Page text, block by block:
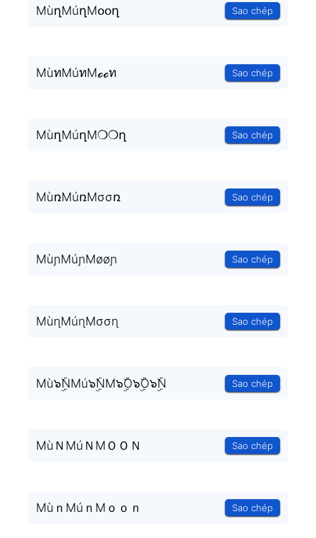
MùղMúղMօօղ Sao chép
MùทMúทMℴℴท Sao chép
MùղMúղM❍❍ղ Sao chép
MùռMúռMσσռ Sao chép
MùɲMúɲMøøɲ Sao chép
MùɳMúɳMσσɳ Sao chép
Mù๖ۣۜNMú๖ۣۜNM๖ۣۜO๖ۣۜO๖ۣۜN Sao chép
MùＮMúＮMＯＯＮ Sao chép
MùｎMúｎMｏｏｎ Sao chép